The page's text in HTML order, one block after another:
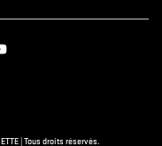
| Tous droits réservés.